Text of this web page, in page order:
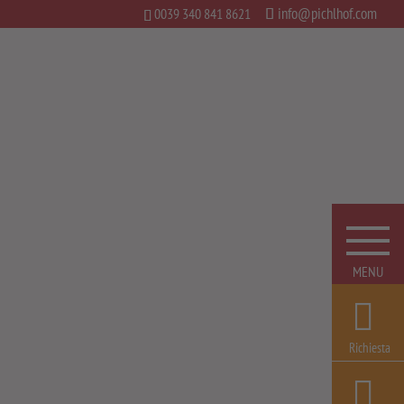
Richiesta
0039 340 841 8621 info@pichlhof.com